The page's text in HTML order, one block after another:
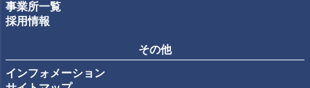
事業所一覧
採用情報
その他
インフォメーション